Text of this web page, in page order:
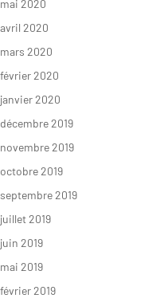
mai 2020
avril 2020
mars 2020
février 2020
janvier 2020
décembre 2019
novembre 2019
octobre 2019
septembre 2019
juillet 2019
juin 2019
mai 2019
février 2019